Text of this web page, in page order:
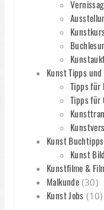
Kunst Tipps
Tipps für
Tipps für
Kunst Buchtipps
Kunst
Kunstfilme &
Malkunde (30)
Kunst Jobs (10)